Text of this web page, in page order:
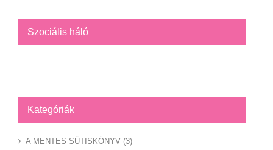
Szociális háló
Kategóriák
A MENTES SÜTISKÖNYV (3)